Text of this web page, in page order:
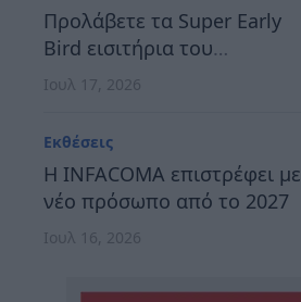
Προλάβετε τα Super Early
Bird εισιτήρια του
Advanced Telecoms
Ιουλ 17, 2026
Εκθέσεις
Η INFACOMA επιστρέφει με
νέο πρόσωπο από το 2027
Ιουλ 16, 2026
Συνέδρια